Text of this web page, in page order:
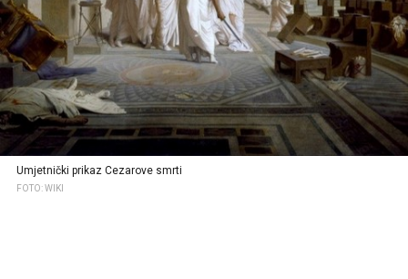
Umjetnički prikaz Cezarove smrti
FOTO: WIKI